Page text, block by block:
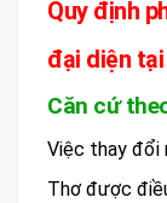
Quy định
đại diện
Căn cứ
Việc thay đổi
Thơ được